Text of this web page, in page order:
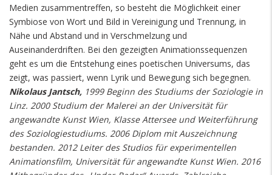
Medien zusammentreffen, so besteht die Möglichkeit einer
Symbiose von Wort und Bild in Vereinigung und Trennung, in
Nähe und Abstand und in Verschmelzung und
Auseinanderdriften. Bei den gezeigten Animationssequenzen
geht es um die Entstehung eines poetischen Universums, das
zeigt, was passiert, wenn Lyrik und Bewegung sich begegnen.
Nikolaus Jantsch, 1999 Beginn des Studiums der Soziologie in
Linz. 2000 Studium der Malerei an der Universität für
angewandte Kunst Wien, Klasse Attersee und Weiterführung
des Soziologiestudiums. 2006 Diplom mit Auszeichnung
bestanden. 2012 Leiter des Studios für experimentellen
Animationsfilm, Universität für angewandte Kunst Wien. 2016